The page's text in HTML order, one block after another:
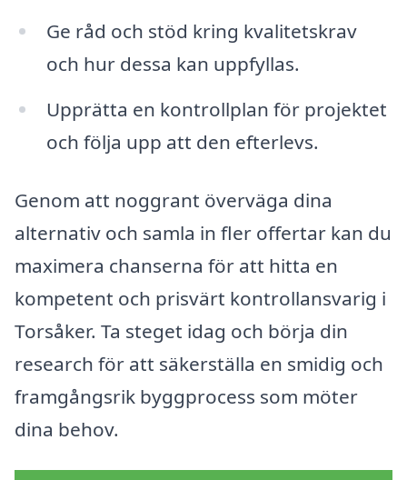
Ge råd och stöd kring kvalitetskrav
och hur dessa kan uppfyllas.
Upprätta en kontrollplan för projektet
och följa upp att den efterlevs.
Genom att noggrant överväga dina
alternativ och samla in fler offertar kan du
maximera chanserna för att hitta en
kompetent och prisvärt kontrollansvarig i
Torsåker. Ta steget idag och börja din
research för att säkerställa en smidig och
framgångsrik byggprocess som möter
dina behov.